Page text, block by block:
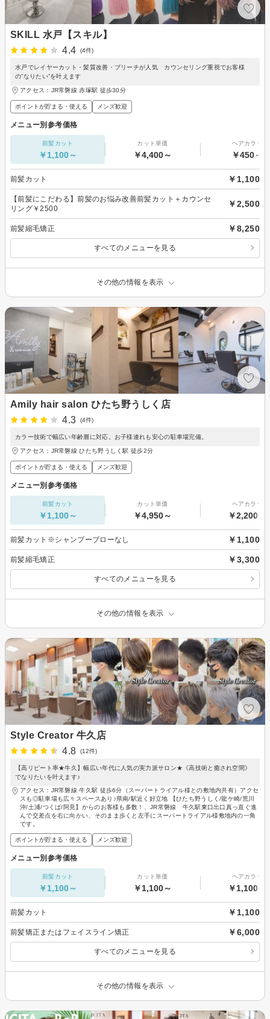
SKILL 水戸【スキル】
4.4
(4件)
水戸でレイヤーカット・髪質改善・ブリーチが人気 カウンセリング重視でお客様
の”なりたい”を叶えます
アクセス：JR常磐線 赤塚駅 徒歩30分
ポイントが貯まる・使える メンズ歓迎
メニュー別参考価格
前髪カット
￥1,100～
カット単価
￥4,400～
ヘアカラー
￥450～
前髪カット ￥1,100
【前髪にこだわる】前髪のお悩み改善前髪カット＋カウンセ
リング￥2500
￥2,500
前髪縮毛矯正 ￥8,250
すべてのメニューを見る
その他の情報を表示
Amily hair salon ひたち野うしく店
4.3
(4件)
カラー技術で幅広い年齢層に対応。お子様連れも安心の駐車場完備。
アクセス：JR常磐線 ひたち野うしく駅 徒歩2分
ポイントが貯まる・使える メンズ歓迎
メニュー別参考価格
前髪カット
￥1,100～
カット単価
￥4,950～
ヘアカラー
￥2,200～
前髪カット※シャンプーブローなし ￥1,100
前髪縮毛矯正 ￥3,300
すべてのメニューを見る
その他の情報を表示
Style Creator 牛久店
4.8
(12件)
【高リピート率★牛久】幅広い年代に人気の実力派サロン★《高技術と癒され空間》
でなりたいを叶えます♪
アクセス：JR常磐線 牛久駅 徒歩6分（スーパートライアル様との敷地内共有）アクセ
スも◎駐車場も広々スペースあり♪県南/駅近く好立地 【ひたち野うしく/龍ケ崎/荒川
沖/土浦/つくば/阿見】からのお客様も多数！、JR常磐線 牛久駅東口出口真っ直ぐ進
んで交差点を右に向かい、そのまま歩くと左手にスーパートライアル様敷地内の一角
です。
ポイントが貯まる・使える メンズ歓迎
メニュー別参考価格
前髪カット
￥1,100～
カット単価
￥1,100～
ヘアカラー
￥1,100～
前髪カット ￥1,100
前髪矯正またはフェイスライン矯正 ￥6,000
すべてのメニューを見る
その他の情報を表示